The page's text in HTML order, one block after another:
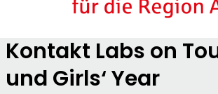
Kontakt Labs on
und Girls‘ Year